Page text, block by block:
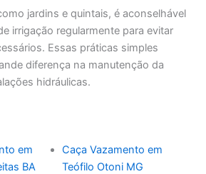
jardins e quintais, é aconselhável
irrigação regularmente para evitar
Essas práticas simples
diferença na manutenção da
hidráulicas.
em
BA
Caça Vazamento em
Teófilo Otoni MG